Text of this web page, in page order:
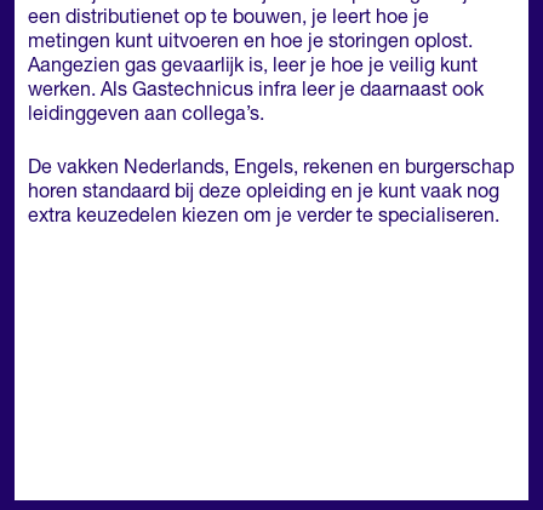
een distributienet op te bouwen, je leert hoe je
metingen kunt uitvoeren en hoe je storingen oplost.
Aangezien gas gevaarlijk is, leer je hoe je veilig kunt
werken. Als Gastechnicus infra leer je daarnaast ook
leidinggeven aan collega’s.
De vakken Nederlands, Engels, rekenen en burgerschap
horen standaard bij deze opleiding en je kunt vaak nog
extra keuzedelen kiezen om je verder te specialiseren.